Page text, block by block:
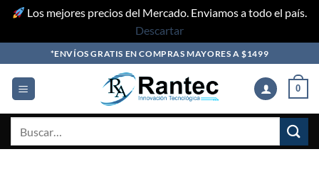
Los mejores precios del Mercado. Enviamos a todo el país.
Descartar
to
content
*ENVÍOS GRATIS EN COMPRAS MAYORES A $1499
0